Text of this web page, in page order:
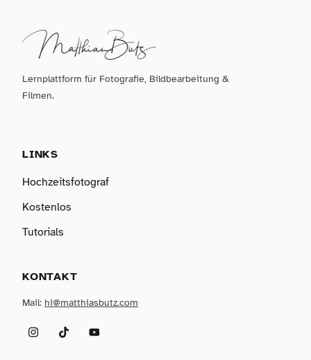
Lernplattform für Fotografie, Bildbearbeitung &
Filmen.
LINKS
Hochzeitsfotograf
Kostenlos
Tutorials
KONTAKT
Mail: hi@matthiasbutz.com
InstagramTikTokYouTube